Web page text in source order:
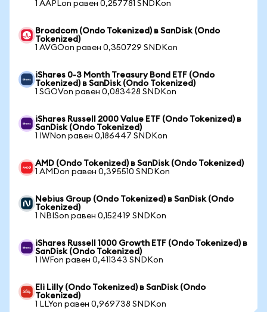
1 AAPLon равен 0,257781 SNDKon
Broadcom (Ondo Tokenized) в SanDisk (Ondo
Tokenized)
1 AVGOon равен 0,350729 SNDKon
iShares 0-3 Month Treasury Bond ETF (Ondo
Tokenized) в SanDisk (Ondo Tokenized)
1 SGOVon равен 0,083428 SNDKon
iShares Russell 2000 Value ETF (Ondo Tokenized) в
SanDisk (Ondo Tokenized)
1 IWNon равен 0,186447 SNDKon
AMD (Ondo Tokenized) в SanDisk (Ondo Tokenized)
1 AMDon равен 0,395510 SNDKon
Nebius Group (Ondo Tokenized) в SanDisk (Ondo
Tokenized)
1 NBISon равен 0,152419 SNDKon
iShares Russell 1000 Growth ETF (Ondo Tokenized) в
SanDisk (Ondo Tokenized)
1 IWFon равен 0,411343 SNDKon
Eli Lilly (Ondo Tokenized) в SanDisk (Ondo
Tokenized)
1 LLYon равен 0,969738 SNDKon